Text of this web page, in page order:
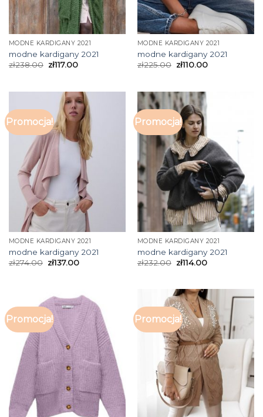
MODNE KARDIGANY 2021
modne kardigany 2021
zł238.00 zł117.00
MODNE KARDIGANY 2021
modne kardigany 2021
zł225.00 zł110.00
Promocja!
MODNE KARDIGANY 2021
modne kardigany 2021
zł274.00 zł137.00
Promocja!
MODNE KARDIGANY 2021
modne kardigany 2021
zł232.00 zł114.00
Promocja! Promocja!